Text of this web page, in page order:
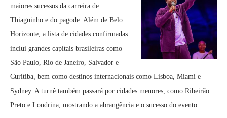
maiores sucessos da carreira de
Thiaguinho e do pagode. Além de Belo
Horizonte, a lista de cidades confirmadas
inclui grandes capitais brasileiras como
São Paulo, Rio de Janeiro, Salvador e
Curitiba, bem como destinos internacionais como Lisboa, Miami e
Sydney. A turnê também passará por cidades menores, como Ribeirão
Preto e Londrina, mostrando a abrangência e o sucesso do evento.